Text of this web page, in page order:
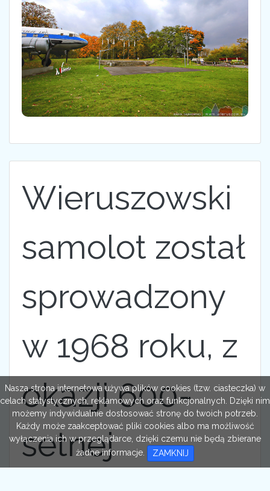
Wieruszowski
samolot został
sprowadzony
w 1968 roku, z
okazji 600-
setnej
Nasza strona internetowa używa plików cookies (tzw. ciasteczka) w
celach statystycznych, reklamowych oraz funkcjonalnych. Dzięki nim
możemy indywidualnie dostosować stronę do twoich potrzeb.
Każdy może zaakceptować pliki cookies albo ma możliwość
wyłączenia ich w przeglądarce, dzięki czemu nie będą zbierane
żadne informacje.
ZAMKNIJ